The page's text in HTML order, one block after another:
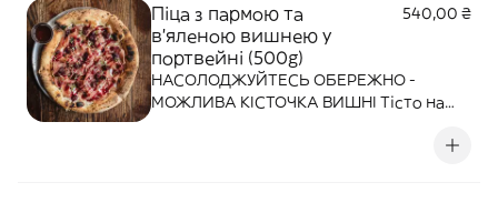
Піца з пармою та
в'яленою вишнею у
портвейні (500g)
540,00 ₴
НАСОЛОДЖУЙТЕСЬ ОБЕРЕЖНО -
МОЖЛИВА КІСТОЧКА ВИШНІ Тісто на